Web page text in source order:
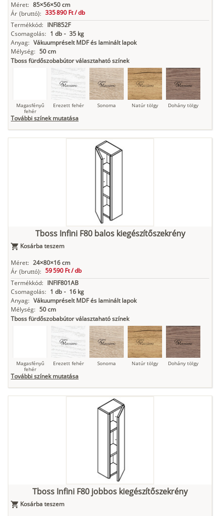
Antracit Matt fekete
Méret: 85×56×50 cm
Ár (bruttó): 335 890 Ft /db
Termékkód: INFI852F
Csomagolás: 1 db - 35 kg
Anyag: Vákuumpréselt MDF és laminált lapok
Mélység: 50 cm
Tboss fürdőszobabútor választaható színek
Magasfényű
fehér
Erezett fehér Sonoma Natúr tölgy Dohány tölgy
Loft beton
Nádzöld
Antracit Matt fekete
További színek mutatása
Tboss Infini F80 balos kiegészítőszekrény
Kosárba teszem
Méret: 24×80×16 cm
Ár (bruttó): 59 590 Ft /db
Termékkód: INFIF801AB
Csomagolás: 1 db - 16 kg
Anyag: Vákuumpréselt MDF és laminált lapok
Mélység: 50 cm
Tboss fürdőszobabútor választaható színek
Magasfényű
fehér
Erezett fehér Sonoma Natúr tölgy Dohány tölgy
Loft beton
Nádzöld
Antracit Matt fekete
További színek mutatása
Tboss Infini F80 jobbos kiegészítőszekrény
Kosárba teszem